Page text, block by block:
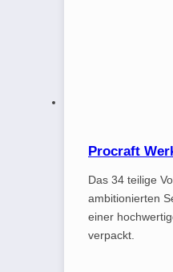
Procraft
Das 34 teilige
ambitionierten
einer
verpackt.